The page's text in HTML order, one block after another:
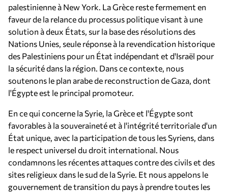
palestinienne à New York. La Grèce reste fermement en
faveur de la relance du processus politique visant à une
solution à deux États, sur la base des résolutions des
Nations Unies, seule réponse à la revendication historique
des Palestiniens pour un État indépendant et d'Israël pour
la sécurité dans la région. Dans ce contexte, nous
soutenons le plan arabe de reconstruction de Gaza, dont
l'Égypte est le principal promoteur.
En ce qui concerne la Syrie, la Grèce et l'Égypte sont
favorables à la souveraineté et à l'intégrité territoriale d'un
État unique, avec la participation de tous les Syriens, dans
le respect universel du droit international. Nous
condamnons les récentes attaques contre des civils et des
sites religieux dans le sud de la Syrie. Et nous appelons le
gouvernement de transition du pays à prendre toutes les